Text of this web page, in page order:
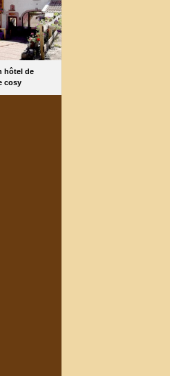
hôtel de
cosy